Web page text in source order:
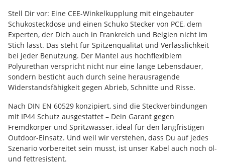
Stell Dir vor: Eine CEE-Winkelkupplung mit eingebauter
Schukosteckdose und einen Schuko Stecker von PCE, dem
Experten, der Dich auch in Frankreich und Belgien nicht im
Stich lässt. Das steht für Spitzenqualität und Verlässlichkeit
bei jeder Benutzung. Der Mantel aus hochflexiblem
Polyurethan verspricht nicht nur eine lange Lebensdauer,
sondern besticht auch durch seine herausragende
Widerstandsfähigkeit gegen Abrieb, Schnitte und Risse.
Nach DIN EN 60529 konzipiert, sind die Steckverbindungen
mit IP44 Schutz ausgestattet – Dein Garant gegen
Fremdkörper und Spritzwasser, ideal für den langfristigen
Outdoor-Einsatz. Und weil wir verstehen, dass Du auf jedes
Szenario vorbereitet sein musst, ist unser Kabel auch noch öl-
und fettresistent.